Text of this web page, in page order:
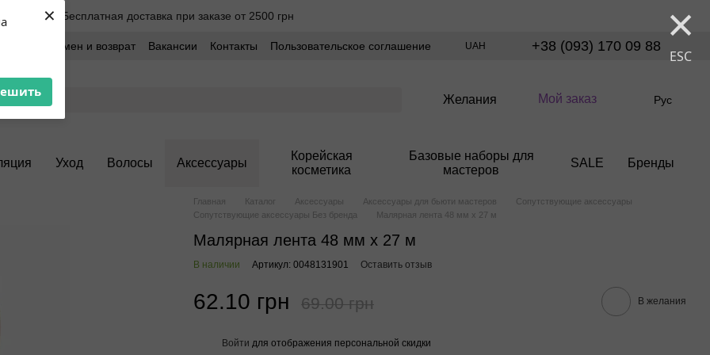
× ×
ESC
Бесплатная доставка при заказе от 2500 грн
Обмен и возврат Вакансии Контакты
Пользовательское соглашение
UAH +38 (093) 170 09 88
Желания Мой заказ Рус
Уход Волосы Аксессуары
Корейская
косметика
Базовые наборы для
мастеров
SALE Бренды
Главная Каталог Аксессуары Аксессуары для бьюти мастеров
Сопутствующие аксессуары
Сопутствующие аксессуары Без бренда
Малярная лента 48 мм x 27 м
Малярная лента 48 мм x 27 м
В наличии Артикул: 0048131901 Оставить отзыв
62.10 грн 69.00 грн В желания
Войти для отображения персональной скидки